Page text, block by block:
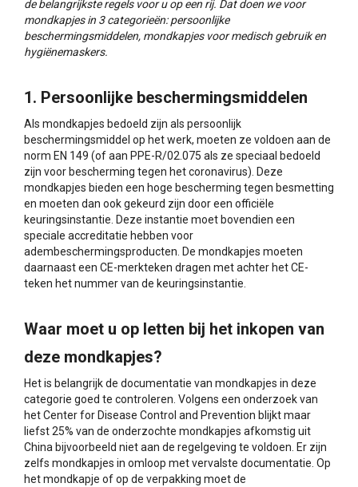
de belangrijkste regels voor u op een rij. Dat doen we voor
mondkapjes in 3 categorieën: persoonlijke
beschermingsmiddelen, mondkapjes voor medisch gebruik en
hygiënemaskers.
1. Persoonlijke beschermingsmiddelen
Als mondkapjes bedoeld zijn als persoonlijk
beschermingsmiddel op het werk, moeten ze voldoen aan de
norm EN 149 (of aan PPE-R/02.075 als ze speciaal bedoeld
zijn voor bescherming tegen het coronavirus). Deze
mondkapjes bieden een hoge bescherming tegen besmetting
en moeten dan ook gekeurd zijn door een officiële
keuringsinstantie. Deze instantie moet bovendien een
speciale accreditatie hebben voor
adembeschermingsproducten. De mondkapjes moeten
daarnaast een CE-merkteken dragen met achter het CE-
teken het nummer van de keuringsinstantie.
Waar moet u op letten bij het inkopen van
deze mondkapjes?
Het is belangrijk de documentatie van mondkapjes in deze
categorie goed te controleren. Volgens een onderzoek van
het Center for Disease Control and Prevention blijkt maar
liefst 25% van de onderzochte mondkapjes afkomstig uit
China bijvoorbeeld niet aan de regelgeving te voldoen. Er zijn
zelfs mondkapjes in omloop met vervalste documentatie. Op
het mondkapje of op de verpakking moet de